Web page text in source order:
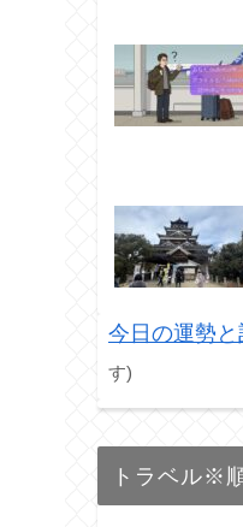
今日の運勢と
す)
トラベル※